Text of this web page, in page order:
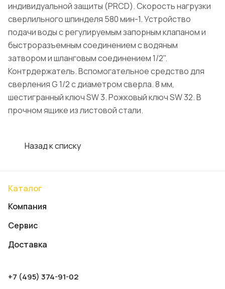
индивидуальной защиты (PRCD). Скорость нагрузки
сверлильного шпинделя 580 мин-1. Устройство
подачи воды с регулируемым запорным клапаном и
быстроразъемным соединением с водяным
затвором и шланговым соединением 1/2".
Контрдержатель. Вспомогательное средство для
сверления G 1/2 с диаметром сверла. 8 мм,
шестигранный ключ SW 3. Рожковый ключ SW 32. В
прочном ящике из листовой стали.
Назад к списку
Каталог
Компания
Сервис
Доставка
+7 (495) 374-91-02